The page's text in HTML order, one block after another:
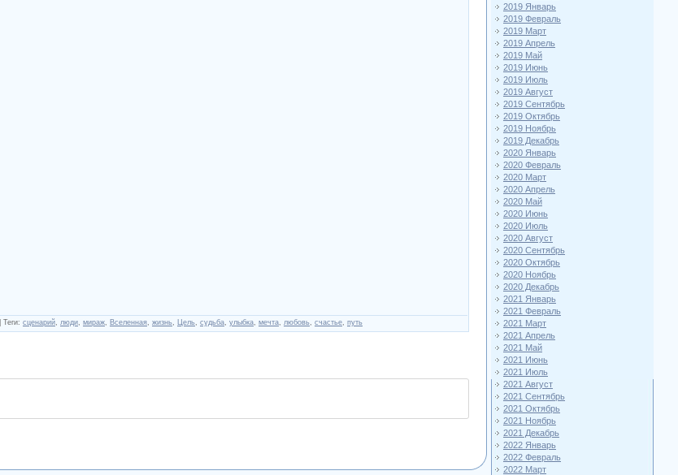
Теги: сценарий люди мираж Вселенная жизнь Цель судьба улыбка мечта любовь счастье путь
2019 Январь
2019 Февраль
2019 Март
2019 Апрель
2019 Май
2019 Июнь
2019 Июль
2019 Август
2019 Сентябрь
2019 Октябрь
2019 Ноябрь
2019 Декабрь
2020 Январь
2020 Февраль
2020 Март
2020 Апрель
2020 Май
2020 Июнь
2020 Июль
2020 Август
2020 Сентябрь
2020 Октябрь
2020 Ноябрь
2020 Декабрь
2021 Январь
2021 Февраль
2021 Март
2021 Апрель
2021 Май
2021 Июнь
2021 Июль
2021 Август
2021 Сентябрь
2021 Октябрь
2021 Ноябрь
2021 Декабрь
2022 Январь
2022 Февраль
2022 Март